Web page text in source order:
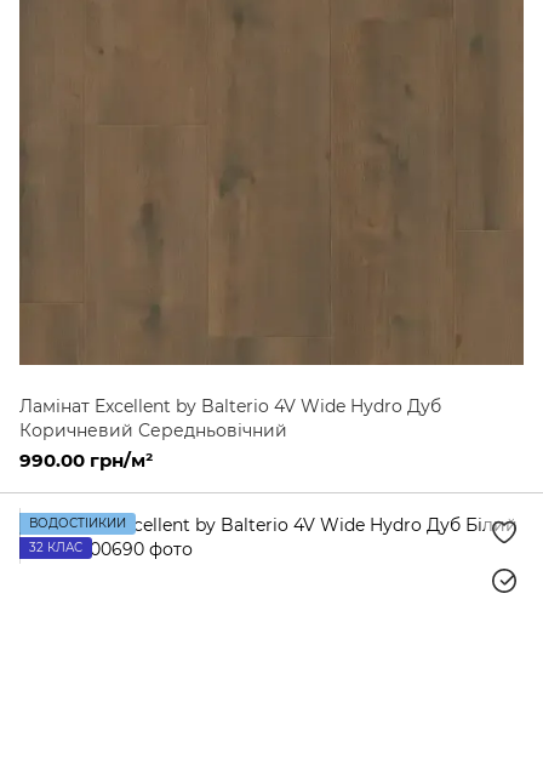
Ламінат Excellent by Balterio 4V Wide Hydro Дуб
Коричневий Середньовічний
990.00 грн/м²
ВОДОСТІЙКИЙ
32 КЛАС